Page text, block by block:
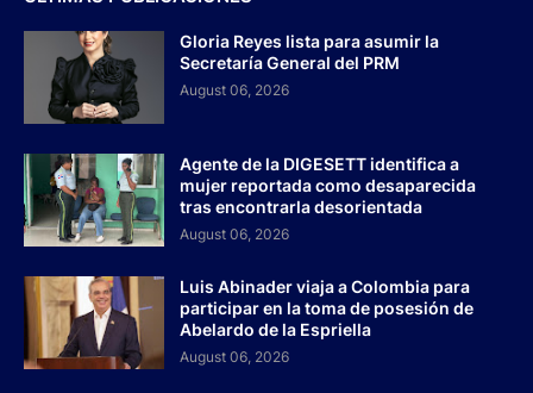
Gloria Reyes lista para asumir la
Secretaría General del PRM
August 06, 2026
Agente de la DIGESETT identifica a
mujer reportada como desaparecida
tras encontrarla desorientada
August 06, 2026
Luis Abinader viaja a Colombia para
participar en la toma de posesión de
Abelardo de la Espriella
August 06, 2026